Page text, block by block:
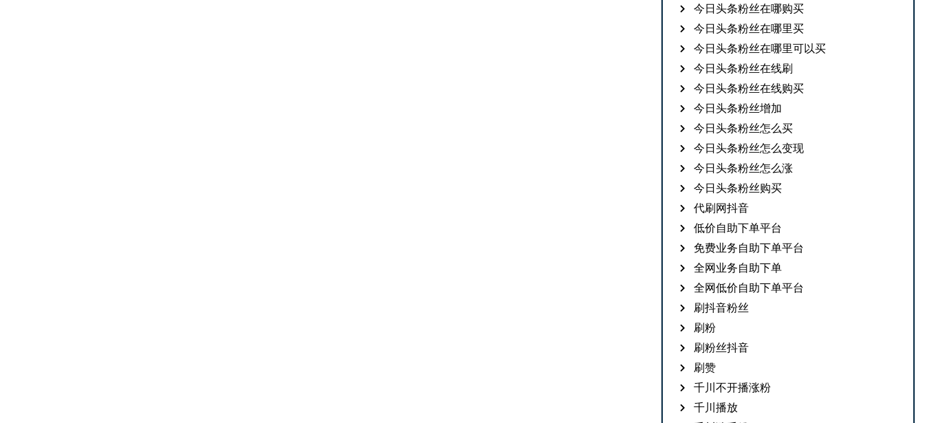
今日头条粉丝在哪购买
今日头条粉丝在哪里买
今日头条粉丝在哪里可以买
今日头条粉丝在线刷
今日头条粉丝在线购买
今日头条粉丝增加
今日头条粉丝怎么买
今日头条粉丝怎么变现
今日头条粉丝怎么涨
今日头条粉丝购买
代刷网抖音
低价自助下单平台
免费业务自助下单平台
全网业务自助下单
全网低价自助下单平台
刷抖音粉丝
刷粉
刷粉丝抖音
刷赞
千川不开播涨粉
千川播放